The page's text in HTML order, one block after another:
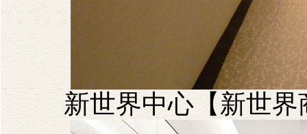
新世界中心【新世